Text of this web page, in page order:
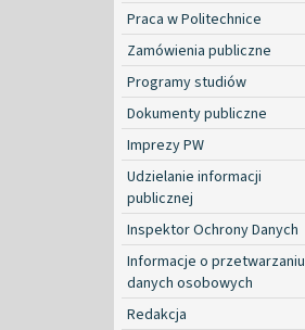
Praca w Politechnice
Zamówienia publiczne
Programy studiów
Dokumenty publiczne
Imprezy PW
Udzielanie informacji
publicznej
Inspektor Ochrony Danych
Informacje o przetwarzaniu
danych osobowych
Redakcja